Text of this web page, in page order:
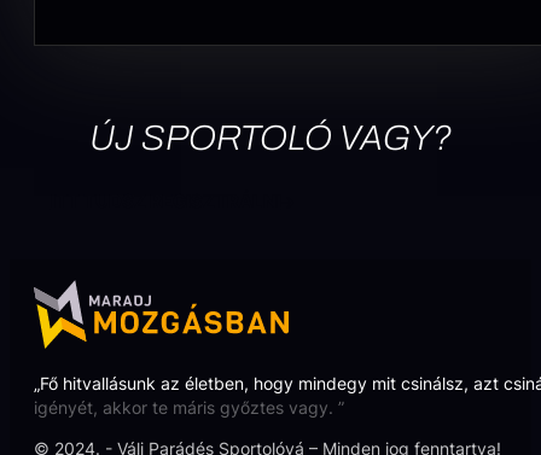
ÚJ SPORTOLÓ VAGY?
„Fő hitvallásunk az életben, hogy mindegy mit csinálsz, azt
igényét, akkor te máris győztes vagy. ”
© 2024. - Válj Parádés Sportolóvá – Minden jog fenntartva!